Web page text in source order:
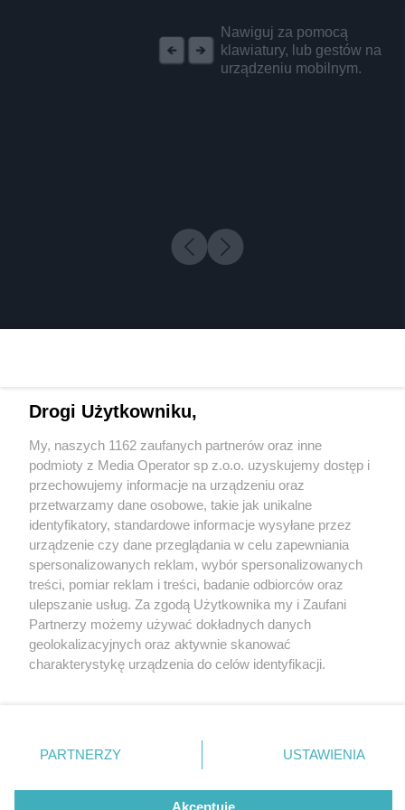
Nawiguj za pomocą
klawiatury, lub gestów na
urządzeniu mobilnym.
1 / 0
Wydawca mediów lokalnych
Nie zapomnij
zapoznać się z:
polityką prywatności regulamin korzystania z portali
Twojemiasto
Piekary Śląskie
Chorzów
Tarnowskie Góry
Gliwice
Skontakuj sięz nami
Kontakt
Wydawca
Redakcja
Drogi Użytkowniku,
My, naszych 1162 zaufanych partnerów oraz inne
podmioty z Media Operator sp z.o.o. uzyskujemy dostęp i
przechowujemy informacje na urządzeniu oraz
przetwarzamy dane osobowe, takie jak unikalne
identyfikatory, standardowe informacje wysyłane przez
urządzenie czy dane przeglądania w celu zapewniania
spersonalizowanych reklam, wybór spersonalizowanych
treści, pomiar reklam i treści, badanie odbiorców oraz
ulepszanie usług. Za zgodą Użytkownika my i Zaufani
Partnerzy możemy używać dokładnych danych
geolokalizacyjnych oraz aktywnie skanować
charakterystykę urządzenia do celów identyfikacji.
zmienić/wycofać klikając przycisk ustawień prywatności
znajdujący się w lewym dolnym rogu strony
rodzaje przetwarzania danych nie wymagają zgody
użytkownika, ale masz prawo sprzeciwić się takiemu
PARTNERZY USTAWIENIA
Akceptuję